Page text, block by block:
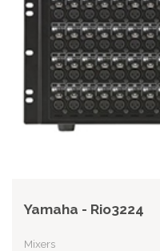
Yamaha - Rio3224
Mixers